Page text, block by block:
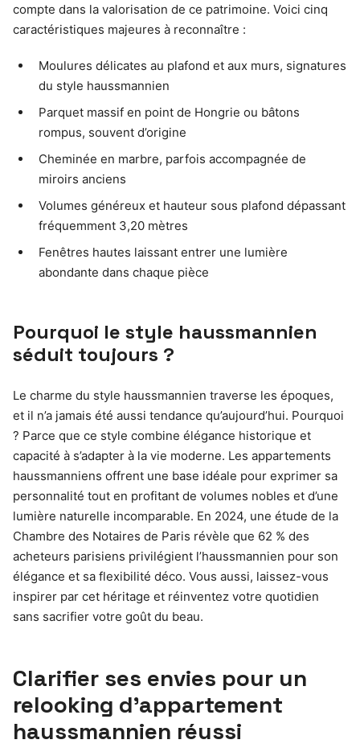
compte dans la valorisation de ce patrimoine. Voici cinq
caractéristiques majeures à reconnaître :
Moulures délicates au plafond et aux murs, signatures
du style haussmannien
Parquet massif en point de Hongrie ou bâtons
rompus, souvent d’origine
Cheminée en marbre, parfois accompagnée de
miroirs anciens
Volumes généreux et hauteur sous plafond dépassant
fréquemment 3,20 mètres
Fenêtres hautes laissant entrer une lumière
abondante dans chaque pièce
Pourquoi le style haussmannien
séduit toujours ?
Le charme du style haussmannien traverse les époques,
et il n’a jamais été aussi tendance qu’aujourd’hui. Pourquoi
? Parce que ce style combine élégance historique et
capacité à s’adapter à la vie moderne. Les appartements
haussmanniens offrent une base idéale pour exprimer sa
personnalité tout en profitant de volumes nobles et d’une
lumière naturelle incomparable. En 2024, une étude de la
Chambre des Notaires de Paris révèle que 62 % des
acheteurs parisiens privilégient l’haussmannien pour son
élégance et sa flexibilité déco. Vous aussi, laissez-vous
inspirer par cet héritage et réinventez votre quotidien
sans sacrifier votre goût du beau.
Clarifier ses envies pour un
relooking d’appartement
haussmannien réussi